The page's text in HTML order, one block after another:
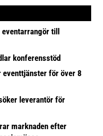
till
konferensstöd
eventtjänster för över 8
leverantör för
marknaden efter